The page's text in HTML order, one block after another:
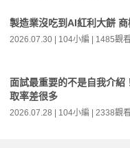
製造業沒吃到AI紅利大餅
2026.07.30 | 104小編 | 1485觀
面試最重要的不是自我介紹
取率差很多
2026.07.28 | 104小編 | 2338觀